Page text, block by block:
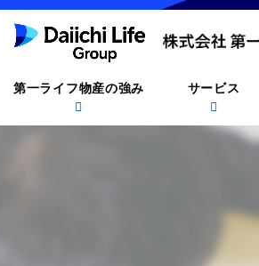
第一ライフ物産の強み サービス